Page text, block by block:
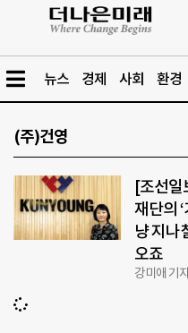
뉴스 경제 사회 환경
(주)건영
[조선일
재단의
냥 지나
오죠
강미애 기